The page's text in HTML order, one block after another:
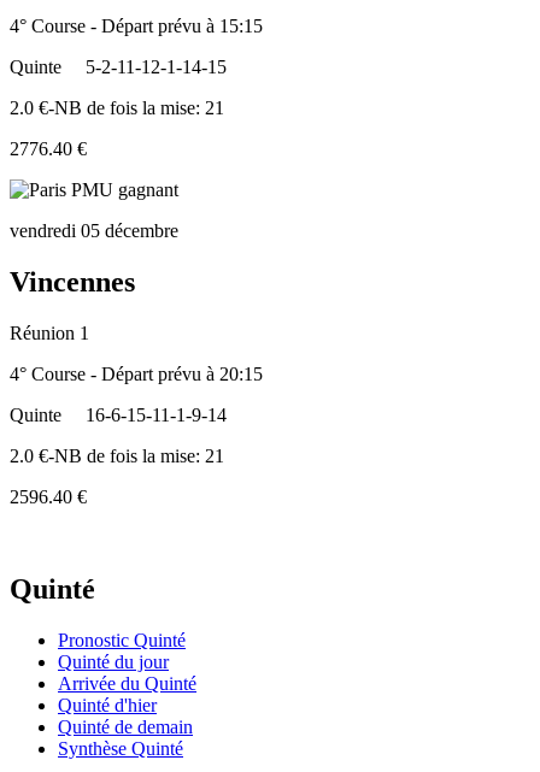
4° Course - Départ prévu à 15:15
Quinte
5-2-11-12-1-14-15
2.0 €-NB de fois la mise: 21
2776.40 €
vendredi 05 décembre
Vincennes
Réunion 1
4° Course - Départ prévu à 20:15
Quinte
16-6-15-11-1-9-14
2.0 €-NB de fois la mise: 21
2596.40 €
Quinté
Pronostic Quinté
Quinté du jour
Arrivée du Quinté
Quinté d'hier
Quinté de demain
Synthèse Quinté